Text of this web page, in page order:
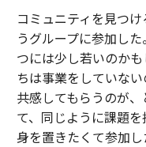
コミュニティを見つ
うグループに参加し
つには少し若いのか
ちは事業をしていな
共感してもらうのが
て、同じように課題
身を置きたくて参加し